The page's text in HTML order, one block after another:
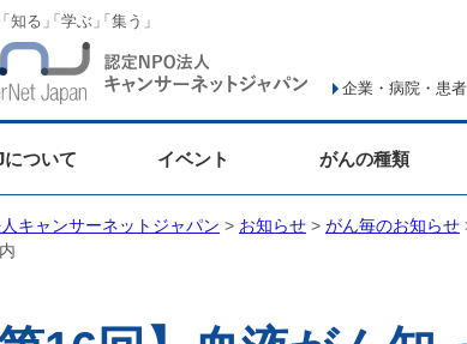
知る 「学ぶ 「集う」
企業・病院・患
ついて イベント がんの種類
キャンサーネットジャパン > お知らせ > がん毎のお知らせ